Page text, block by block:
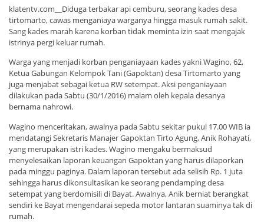
klatentv.com__Diduga terbakar api cemburu, seorang kades desa
tirtomarto, cawas menganiaya warganya hingga masuk rumah sakit.
Sang kades marah karena korban tidak meminta izin saat mengajak
istrinya pergi keluar rumah.
Warga yang menjadi korban penganiayaan kades yakni Wagino, 62,
Ketua Gabungan Kelompok Tani (Gapoktan) desa Tirtomarto yang
juga menjabat sebagai ketua RW setempat. Aksi penganiayaan
dilakukan pada Sabtu (30/1/2016) malam oleh kepala desanya
bernama nahrowi.
Wagino menceritakan, awalnya pada Sabtu sekitar pukul 17.00 WIB ia
mendatangi Sekretaris Manajer Gapoktan Tirto Agung, Anik Rohayati,
yang merupakan istri kades. Wagino mengaku bermaksud
menyelesaikan laporan keuangan Gapoktan yang harus dilaporkan
pada minggu paginya. Dalam laporan tersebut ada selisih Rp. 1 juta
sehingga harus dikonsultasikan ke seorang pendamping desa
setempat yang berdomisili di Bayat. Awalnya, Anik berniat berangkat
sendiri ke Bayat mengendarai sepeda motor lantaran suaminya tak di
rumah.